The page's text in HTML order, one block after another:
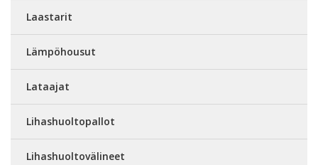
Laastarit
Lämpöhousut
Lataajat
Lihashuoltopallot
Lihashuoltovälineet